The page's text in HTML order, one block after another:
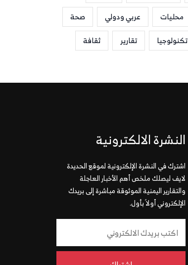
محليات عربي ودولي
صحة
تكنولوجيا تقارير ثقافة
النشرة الالكترونية
اشترك في النشرة الإلكترونية لموقع الحديدة
لايف ليصلك ملخص أهم الأخبار العاجلة
والتقارير اليمنية الموثوقة مباشرة إلى بريدك
الإلكتروني أولاً بأول.